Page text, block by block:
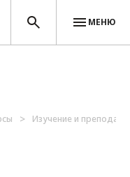
МЕНЮ
Изучение и